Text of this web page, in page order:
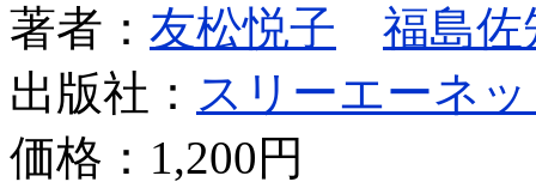
著者： 友松悦子
福島佐
出版社： スリーエーネ
価格： 1,200円